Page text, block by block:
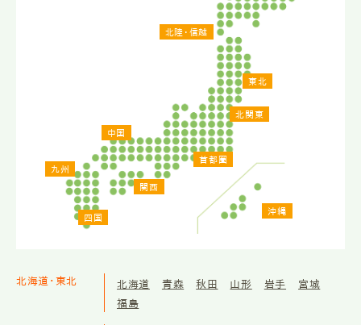
東北
北関東
北陸・信越
首都圏
関西
中国
九州
四国
沖縄
北海道・東北 北海道 青森 秋田 山形 岩手
宮城
福島